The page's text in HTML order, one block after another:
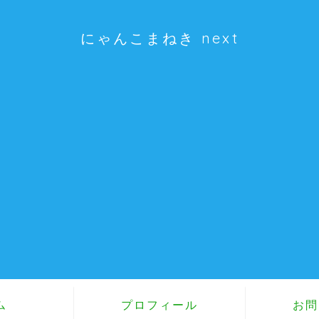
にゃんこまねき next
プロフィール お